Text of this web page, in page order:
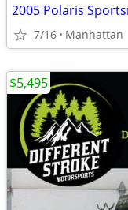
7/16 Manhattan
$5,495